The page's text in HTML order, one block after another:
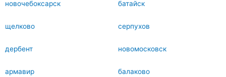
новочебоксарск батайск
щелково серпухов
дербент новомосковск
армавир балаково